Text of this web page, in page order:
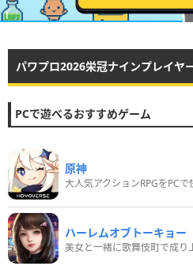
パワプロ2026栄冠ナインプレイヤ
PCで遊べるおすすめゲーム
原神
大人気アクションRPGをPCで
ハーレムオブトーキョー
美女と一緒に歌舞伎町で成り